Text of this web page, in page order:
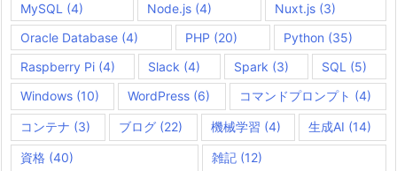
MySQL (4) Node.js(4) Nuxt.js (3)
Oracle Database (4) PHP (20) Python (35)
Raspberry Pi (4) Slack (4) Spark (3) SQL (5)
Windows (10) WordPress (6) コマンドプロンプト (4)
コンテナ (3) ブログ(22) 機械学習 (4) 生成AI (14)
資格 (40) 雑記(12)